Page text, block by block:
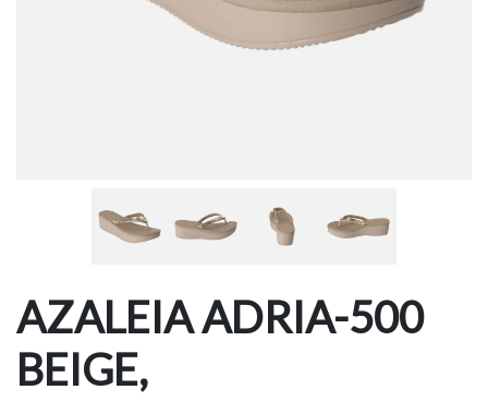
AZALEIA ADRIA-500
BEIGE,